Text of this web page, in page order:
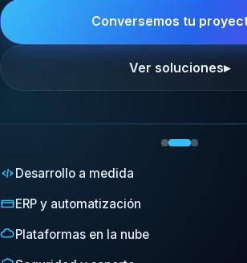
Conversemos tu
Ver soluciones▸
datos
Desarrollo a medida
ERP y automatización
Plataformas en la nube